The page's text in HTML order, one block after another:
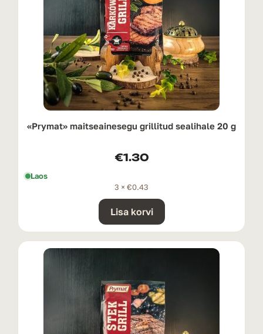
«Prymat» maitseainesegu grillitud sealihale 20 g
€1.30
Laos
3 × €0.43
Lisa korvi